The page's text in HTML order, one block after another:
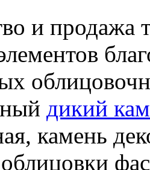
и продажа
дикий
камень